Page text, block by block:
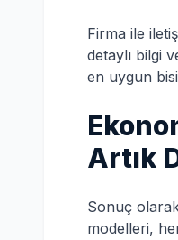
Firma ile
detaylı bilgi
en uygun
Artık
Sonuç
modelleri,